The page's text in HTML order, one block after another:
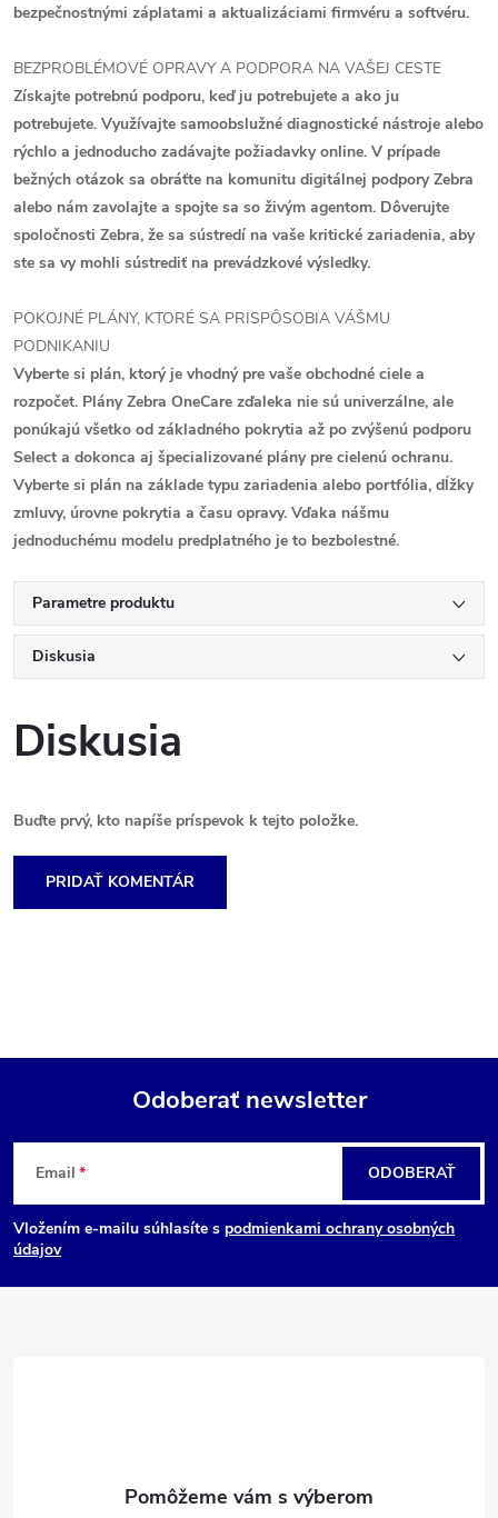
bezpečnostnými záplatami a aktualizáciami firmvéru a softvéru.
BEZPROBLÉMOVÉ OPRAVY A PODPORA NA VAŠEJ CESTE
Získajte potrebnú podporu, keď ju potrebujete a ako ju
potrebujete. Využívajte samoobslužné diagnostické nástroje alebo
rýchlo a jednoducho zadávajte požiadavky online. V prípade
bežných otázok sa obráťte na komunitu digitálnej podpory Zebra
alebo nám zavolajte a spojte sa so živým agentom. Dôverujte
spoločnosti Zebra, že sa sústredí na vaše kritické zariadenia, aby
ste sa vy mohli sústrediť na prevádzkové výsledky.
POKOJNÉ PLÁNY, KTORÉ SA PRISPÔSOBIA VÁŠMU
PODNIKANIU
Vyberte si plán, ktorý je vhodný pre vaše obchodné ciele a
rozpočet. Plány Zebra OneCare zďaleka nie sú univerzálne, ale
ponúkajú všetko od základného pokrytia až po zvýšenú podporu
Select a dokonca aj špecializované plány pre cielenú ochranu.
Vyberte si plán na základe typu zariadenia alebo portfólia, dĺžky
zmluvy, úrovne pokrytia a času opravy. Vďaka nášmu
jednoduchému modelu predplatného je to bezbolestné.
Parametre produktu
Diskusia
Diskusia
Buďte prvý, kto napíše príspevok k tejto položke.
PRIDAŤ KOMENTÁR
Z
á
p
Odoberať newsletter
Email
Vložením e-mailu súhlasíte s podmienkami ochrany osobných
údajov
ODOBERAŤ